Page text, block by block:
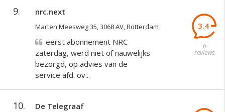
9. nrc.next
Marten Meesweg 35, 3068 AV, Rotterdam 3.4
6
reviews
eerst abonnement NRC
zaterdag, werd niet of nauwelijks
bezorgd, op advies van de
service afd. ov...
10. De Telegraaf